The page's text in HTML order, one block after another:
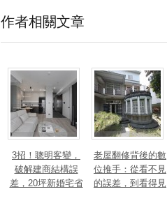
作者相關文章
3招！聰明客變，
破解建商結構誤
差，20坪新婚宅省
老屋翻修背後的數
位推手：從看不見
的誤差，到看得見